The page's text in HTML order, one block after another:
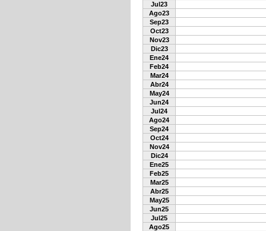
Jul23
Ago23
Sep23
Oct23
Nov23
Dic23
Ene24
Feb24
Mar24
Abr24
May24
Jun24
Jul24
Ago24
Sep24
Oct24
Nov24
Dic24
Ene25
Feb25
Mar25
Abr25
May25
Jun25
Jul25
Ago25